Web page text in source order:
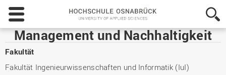
Hochschule
Osnabrück
-
University
Sciences
Management und Nachhaltigkeit
Fakultät
Fakultät Ingenieurwissenschaften und Informatik (IuI)